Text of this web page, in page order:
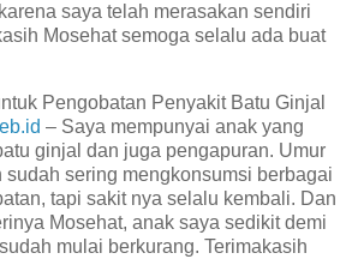
saya telah merasakan sendiri
Mosehat semoga selalu ada buat
Pengobatan Penyakit Batu Ginjal
– Saya mempunyai anak yang
ginjal dan juga pengapuran. Umur
sudah sering mengkonsumsi berbagai
tapi sakit nya selalu kembali. Dan
Mosehat, anak saya sedikit demi
mulai berkurang. Terimakasih